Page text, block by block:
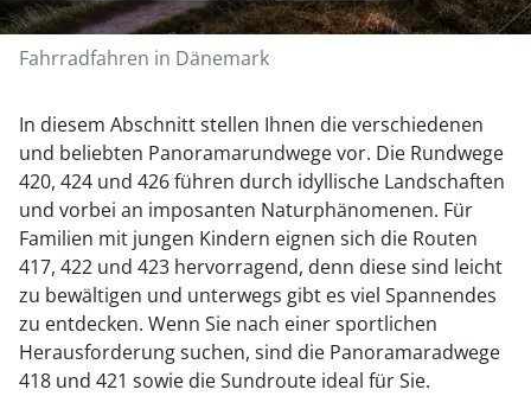
Fahrradfahren in Dänemark
In diesem Abschnitt stellen Ihnen die verschiedenen
und beliebten Panoramarundwege vor. Die Rundwege
420, 424 und 426 führen durch idyllische Landschaften
und vorbei an imposanten Naturphänomenen. Für
Familien mit jungen Kindern eignen sich die Routen
417, 422 und 423 hervorragend, denn diese sind leicht
zu bewältigen und unterwegs gibt es viel Spannendes
zu entdecken. Wenn Sie nach einer sportlichen
Herausforderung suchen, sind die Panoramaradwege
418 und 421 sowie die Sundroute ideal für Sie.